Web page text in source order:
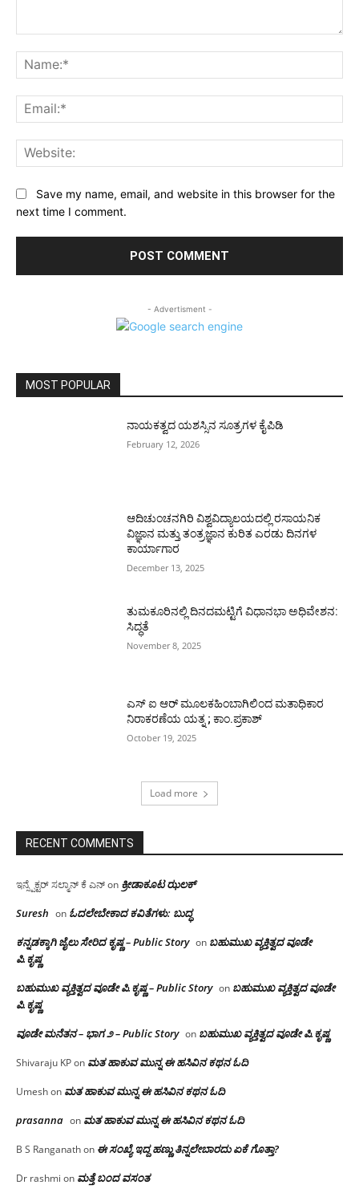
Save my name, email, and website in this browser for the
next time I comment.
- Advertisment -
MOST POPULAR
ನಾಯಕತ್ವದ ಯಶಸ್ಸಿನ ಸೂತ್ರಗಳ ಕೈಪಿಡಿ
February 12, 2026
ಆದಿಚುಂಚನಗಿರಿ ವಿಶ್ವವಿದ್ಯಾಲಯದಲ್ಲಿ ರಸಾಯನಿಕ
ವಿಜ್ಞಾನ ಮತ್ತು ತಂತ್ರಜ್ಞಾನ ಕುರಿತ ಎರಡು ದಿನಗಳ
ಕಾರ್ಯಾಗಾರ
December 13, 2025
ತುಮಕೂರಿನಲ್ಲಿ ದಿನದಮಟ್ಟಿಗೆ ವಿಧಾನಭಾ ಅಧಿವೇಶನ:
ಸಿದ್ಧತೆ
November 8, 2025
ಎಸ್ ಐ ಆರ್ ಮೂಲಕಹಿಂಬಾಗಿಲಿಂದ ಮತಾಧಿಕಾರ
ನಿರಾಕರಣೆಯ ಯತ್ನ ; ಕಾಂ.ಪ್ರಕಾಶ್
October 19, 2025
Load more
RECENT COMMENTS
ಇನ್ಸ್ಪೆಕ್ಟರ್ ಸಲ್ಮಾನ್ ಕೆ ಎನ್on ಕ್ರೀಡಾಕೂಟ ಝಲಕ್
Suresh on ಓದಲೇಬೇಕಾದ‌ ಕವಿತೆಗಳು: ಬುದ್ಧ
ಕನ್ನಡಕ್ಕಾಗಿ ಜೈಲು ಸೇರಿದ ಕೃಷ್ಣ – Public Story on ಬಹುಮುಖ ವ್ಯಕ್ತಿತ್ವದ ವೂಡೇ
ಪಿ.ಕೃಷ್ಣ
ಬಹುಮುಖ ವ್ಯಕ್ತಿತ್ವದ ವೂಡೇ ಪಿ.ಕೃಷ್ಣ – Public Story on ಬಹುಮುಖ ವ್ಯಕ್ತಿತ್ವದ ವೂಡೇ
ಪಿ.ಕೃಷ್ಣ
ವೂಡೇ ಮನೆತನ – ಭಾಗ ೨ – Public Story on ಬಹುಮುಖ ವ್ಯಕ್ತಿತ್ವದ ವೂಡೇ ಪಿ.ಕೃಷ್ಣ
Shivaraju KPon ಮತ ಹಾಕುವ ಮುನ್ನ ಈ ಹಸಿವಿನ ಕಥನ ಓದಿ
Umeshon ಮತ ಹಾಕುವ ಮುನ್ನ ಈ ಹಸಿವಿನ ಕಥನ ಓದಿ
prasanna on ಮತ ಹಾಕುವ ಮುನ್ನ ಈ ಹಸಿವಿನ ಕಥನ ಓದಿ
B S Ranganathon ಈ ಸಂಖ್ಯೆ ಇದ್ದ ಹಣ್ಣು ತಿನ್ನಲೇಬಾರದು ಏಕೆ ಗೊತ್ತಾ?
Dr rashmi on ಮತ್ತೆ ಬಂದ ವಸಂತ